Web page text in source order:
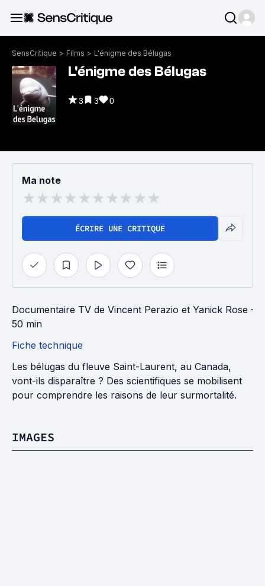
SensCritique > Films > L'énigme des Bélugas
L'énigme des Bélugas
3 3 0
Ma note
ÉCRIRE UNE CRITIQUE
Documentaire TV de Vincent Perazio et Yanick Rose ·
50 min
Fiche technique
Les bélugas du fleuve Saint-Laurent, au Canada,
vont-ils disparaître ? Des scientifiques se mobilisent
pour comprendre les raisons de leur surmortalité.
IMAGES